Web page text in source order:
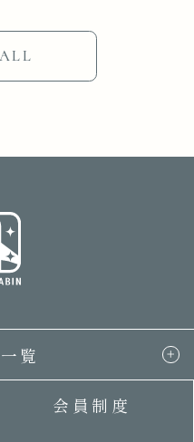
覧
会員制度